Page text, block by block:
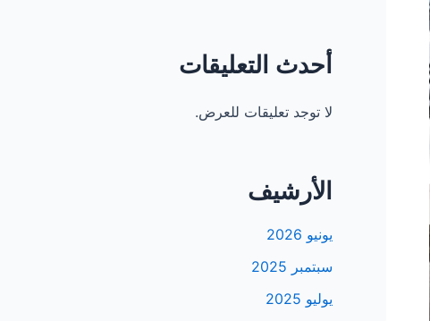
أحدث التعليقات
لا توجد تعليقات للعرض.
الأرشيف
يونيو 2026
سبتمبر 2025
يوليو 2025